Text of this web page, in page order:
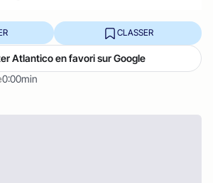
0:00min
CLASSER
Atlantico en favori sur Google